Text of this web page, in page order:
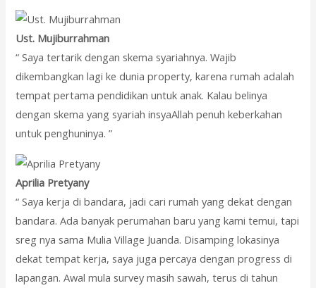
Ust. Mujiburrahman
“ Saya tertarik dengan skema syariahnya. Wajib
dikembangkan lagi ke dunia property, karena rumah adalah
tempat pertama pendidikan untuk anak. Kalau belinya
dengan skema yang syariah insyaAllah penuh keberkahan
untuk penghuninya. ”
Aprilia Pretyany
“ Saya kerja di bandara, jadi cari rumah yang dekat dengan
bandara. Ada banyak perumahan baru yang kami temui, tapi
sreg nya sama Mulia Village Juanda. Disamping lokasinya
dekat tempat kerja, saya juga percaya dengan progress di
lapangan. Awal mula survey masih sawah, terus di tahun